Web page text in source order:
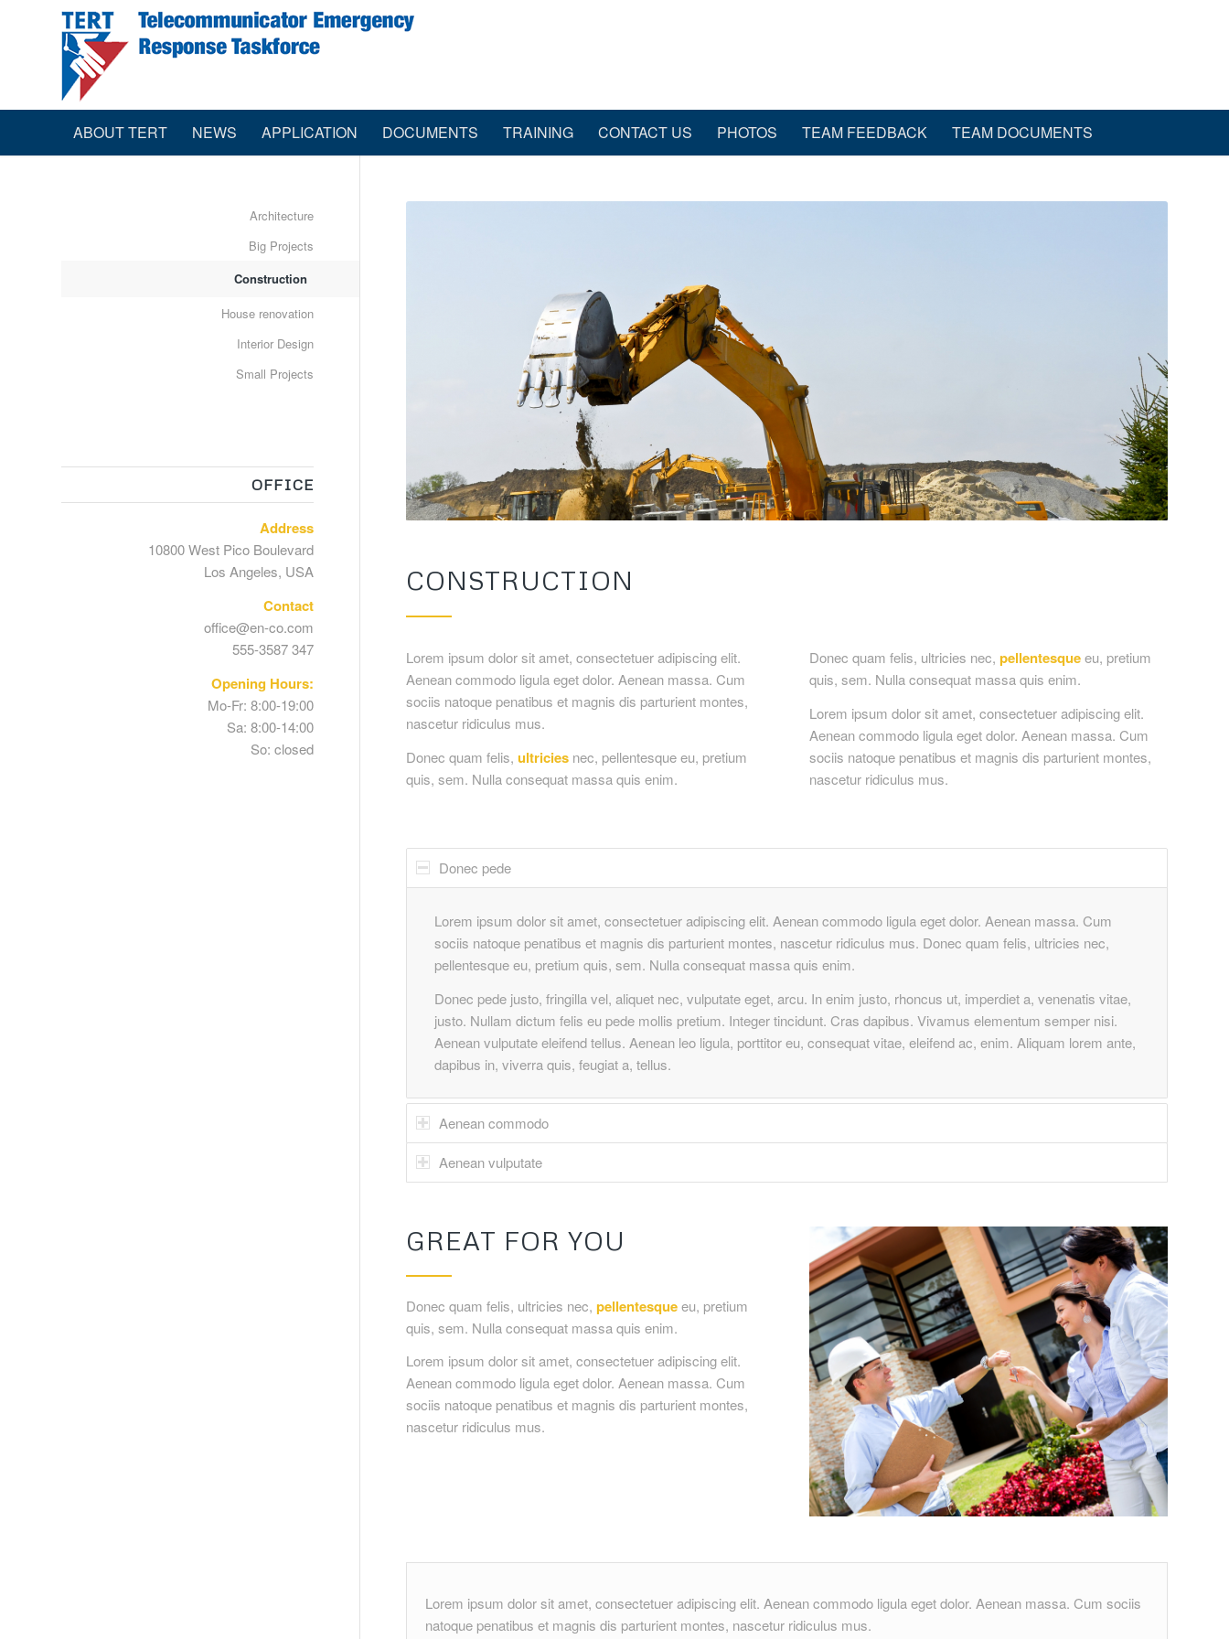
ABOUT TERT NEWS APPLICATION DOCUMENTS TRAINING CONTACT US PHOTOS TEAM FEEDBACK TEAM DOCUMENTS
CONSTRUCTION
Lorem ipsum dolor sit amet, consectetuer adipiscing elit.
Aenean commodo ligula eget dolor. Aenean massa. Cum
sociis natoque penatibus et magnis dis parturient montes,
nascetur ridiculus mus.
Donec quam felis, ultriciesnec, pellentesque eu, pretium
quis, sem. Nulla consequat massa quis enim.
Donec quam felis, ultricies nec,pellentesqueeu, pretium
quis, sem. Nulla consequat massa quis enim.
Lorem ipsum dolor sit amet, consectetuer adipiscing elit.
Aenean commodo ligula eget dolor. Aenean massa. Cum
sociis natoque penatibus et magnis dis parturient montes,
nascetur ridiculus mus.
Donec pede
Lorem ipsum dolor sit amet, consectetuer adipiscing elit. Aenean commodo ligula eget dolor. Aenean massa. Cum
sociis natoque penatibus et magnis dis parturient montes, nascetur ridiculus mus. Donec quam felis, ultricies nec,
pellentesque eu, pretium quis, sem. Nulla consequat massa quis enim.
Donec pede justo, fringilla vel, aliquet nec, vulputate eget, arcu. In enim justo, rhoncus ut, imperdiet a, venenatis vitae,
justo. Nullam dictum felis eu pede mollis pretium. Integer tincidunt. Cras dapibus. Vivamus elementum semper nisi.
Aenean vulputate eleifend tellus. Aenean leo ligula, porttitor eu, consequat vitae, eleifend ac, enim. Aliquam lorem ante,
dapibus in, viverra quis, feugiat a, tellus.
Aenean commodo
Aenean vulputate
GREAT FOR YOU
Donec quam felis, ultricies nec, pellentesqueeu, pretium
quis, sem. Nulla consequat massa quis enim.
Lorem ipsum dolor sit amet, consectetuer adipiscing elit.
Aenean commodo ligula eget dolor. Aenean massa. Cum
sociis natoque penatibus et magnis dis parturient montes,
nascetur ridiculus mus.
Lorem ipsum dolor sit amet, consectetuer adipiscing elit. Aenean commodo ligula eget dolor. Aenean massa. Cum sociis
natoque penatibus et magnis dis parturient montes, nascetur ridiculus mus.
Architecture
Big Projects
Construction
House renovation
Interior Design
Small Projects
OFFICE
Address
10800 West Pico Boulevard
Los Angeles, USA
Contact
office@en-co.com
555-3587 347
Opening Hours:
Mo-Fr: 8:00-19:00
Sa: 8:00-14:00
So: closed